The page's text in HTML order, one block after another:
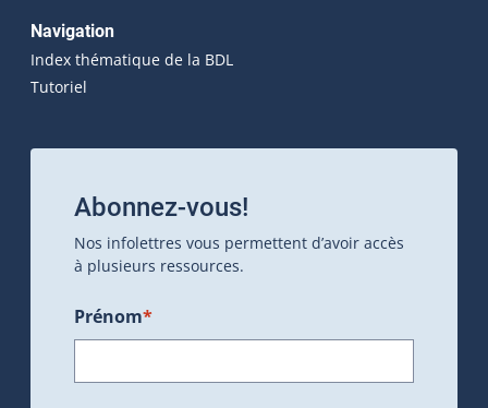
Navigation
Index thématique de la BDL
Tutoriel
Abonnez-vous!
Nos infolettres vous permettent d’avoir accès
à plusieurs ressources.
Prénom*